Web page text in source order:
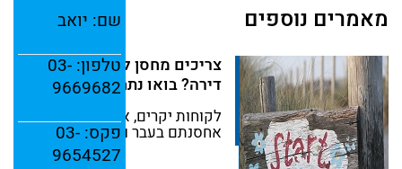
שם: יואב
טלפון: ‎ 03-
9669682
פקס: ‎ 03-
9654527
מאמרים נוספים
צריכים מחסן לאחסון תכולת
דירה? בואו נתחיל:
לקוחות יקרים, אם עוד לא
אחסנתם בעבר וגם אם...